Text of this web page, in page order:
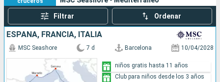
Filtrar Ordenar
ESPAÑA, FRANCIA, ITALIA
MSC Seashore 7 d Barcelona 10/04/2028
niños gratis hasta 11 años
Club para niños desde los 3 años